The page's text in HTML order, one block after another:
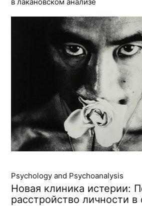
Psychology and Psychoanalysis
Новая клиника истерии:
расстройство личности в